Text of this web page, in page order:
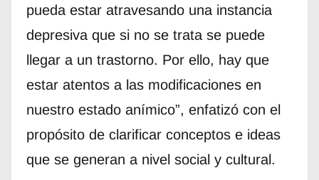
pueda estar atravesando una instancia
depresiva que si no se trata se puede
llegar a un trastorno. Por ello, hay que
estar atentos a las modificaciones en
nuestro estado anímico”, enfatizó con el
propósito de clarificar conceptos e ideas
que se generan a nivel social y cultural.